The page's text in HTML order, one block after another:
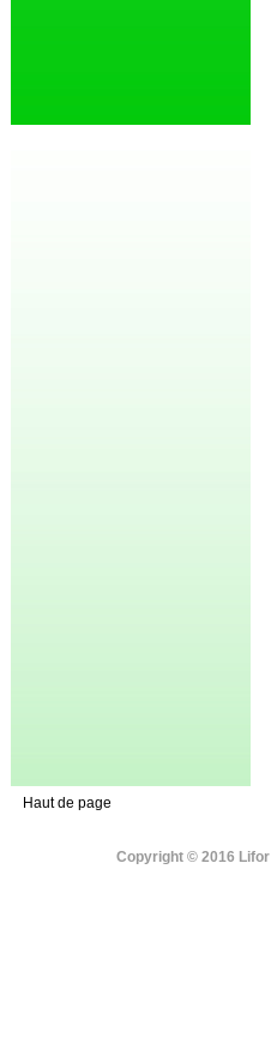
Haut de page
Copyright © 2016 Lifor